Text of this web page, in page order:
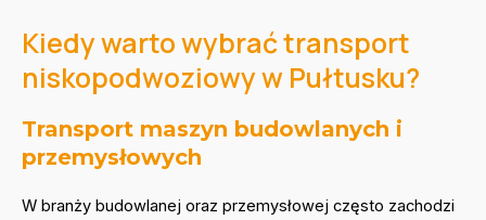
Kiedy warto wybrać transport
niskopodwoziowy w Pułtusku?
Transport maszyn budowlanych i
przemysłowych
W branży budowlanej oraz przemysłowej często zachodzi